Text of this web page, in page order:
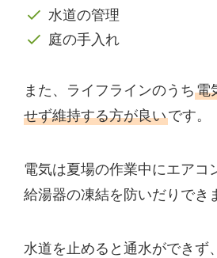
水道の管理
庭の手入れ
また、ライフラインのうち 電
せず維持する方が良いです。
電気は夏場の作業中にエアコ
給湯器の凍結を防いだりでき
水道を止めると通水ができず